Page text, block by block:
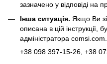
зазначено у відповіді на
Інша ситуація. Якщо Ви
описана в цій інструкції,
адміністратора
+38 098 397-15-26 , +38